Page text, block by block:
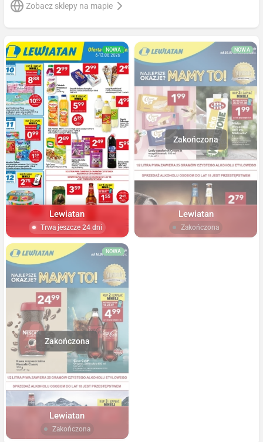
Zobacz sklepy na mapie
NOWA
Lewiatan
Trwa jeszcze 24 dni
NOWA
Lewiatan
Zakończona
NOWA
Lewiatan
Zakończona